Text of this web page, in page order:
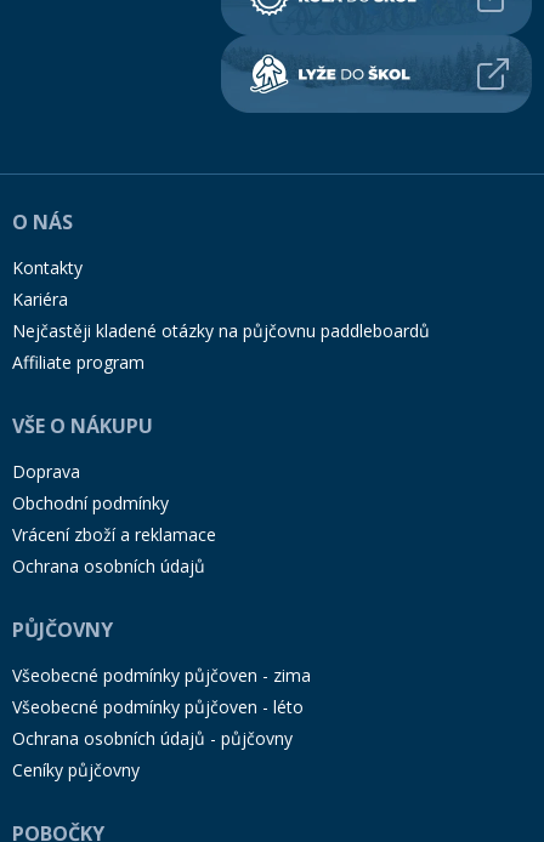
O NÁS
Kontakty
Kariéra
Nejčastěji kladené otázky na půjčovnu paddleboardů
Affiliate program
VŠE O NÁKUPU
Doprava
Obchodní podmínky
Vrácení zboží a reklamace
Ochrana osobních údajů
PŮJČOVNY
Všeobecné podmínky půjčoven - zima
Všeobecné podmínky půjčoven - léto
Ochrana osobních údajů - půjčovny
Ceníky půjčovny
POBOČKY